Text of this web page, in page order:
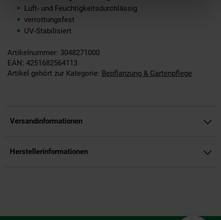
Luft- und Feuchtigkeitsdurchlässig
verrottungsfest
UV-Stabilisiert
Artikelnummer: 3048271000
EAN: 4251682564113
Artikel gehört zur Kategorie: Bepflanzung & Gartenpflege
Versandinformationen
Herstellerinformationen